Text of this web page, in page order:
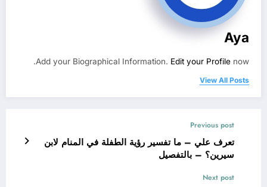
Aya
Add your Biographical Information. Edit your Profile now.
View All Posts
Previous post
تعرف علي – ما تفسير رؤية الطفلة في المنام لابن
سيرين؟ – بالتفصيل
Next post